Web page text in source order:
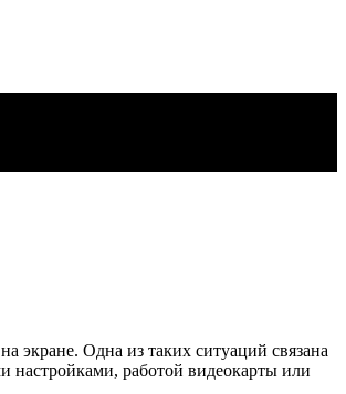
экране. Одна из таких ситуаций связана
настройками, работой видеокарты или